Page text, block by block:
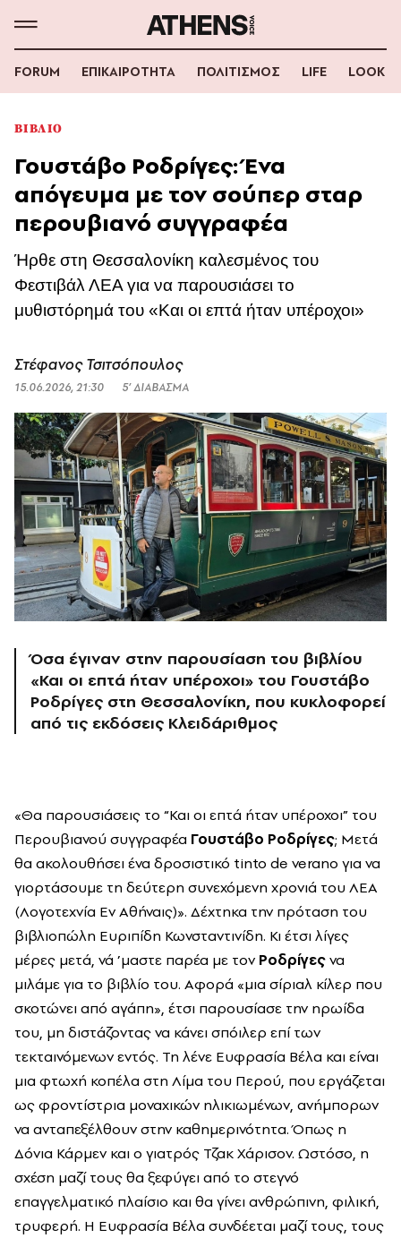
FORUM ΕΠΙΚΑΙΡΟΤΗΤΑ ΠΟΛΙΤΙΣΜΟΣ LIFE LOOK
ΒΙΒΛΙΟ
Γουστάβο Ροδρίγες: Ένα
απόγευμα με τον σούπερ σταρ
περουβιανό συγγραφέα
Ήρθε στη Θεσσαλονίκη καλεσμένος του
Φεστιβάλ ΛΕΑ για να παρουσιάσει το
μυθιστόρημά του «Και οι επτά ήταν υπέροχοι»
Στέφανος Τσιτσόπουλος
15.06.2026, 21:30 5’ ΔΙΑΒΑΣΜΑ
Όσα έγιναν στην παρουσίαση του βιβλίου
«Και οι επτά ήταν υπέροχοι» του Γουστάβο
Ροδρίγες στη Θεσσαλονίκη, που κυκλοφορεί
από τις εκδόσεις Κλειδάριθμος
«Θα παρουσιάσεις το “Και οι επτά ήταν υπέροχοι” του
Περουβιανού συγγραφέα Γουστάβο Ροδρίγες; Μετά
θα ακολουθήσει ένα δροσιστικό tinto de verano για να
γιορτάσουμε τη δεύτερη συνεχόμενη χρονιά του ΛΕΑ
(Λογοτεχνία Εν Αθήναις)». Δέχτηκα την πρόταση του
βιβλιοπώλη Ευριπίδη Κωνσταντινίδη. Κι έτσι λίγες
μέρες μετά, νά ’μαστε παρέα με τον Ροδρίγεςνα
μιλάμε για το βιβλίο του. Αφορά «μια σίριαλ κίλερ που
σκοτώνει από αγάπη», έτσι παρουσίασε την ηρωίδα
του, μη διστάζοντας να κάνει σπόιλερ επί των
τεκταινόμενων εντός. Τη λένε Ευφρασία Βέλα και είναι
μια φτωχή κοπέλα στη Λίμα του Περού, που εργάζεται
ως φροντίστρια μοναχικών ηλικιωμένων, ανήμπορων
να ανταπεξέλθουν στην καθημερινότητα. Όπως η
Δόνια Κάρμεν και ο γιατρός Τζακ Χάρισον. Ωστόσο, η
σχέση μαζί τους θα ξεφύγει από το στεγνό
επαγγελματικό πλαίσιο και θα γίνει ανθρώπινη, φιλική,
τρυφερή. Η Ευφρασία Βέλα συνδέεται μαζί τους, τους